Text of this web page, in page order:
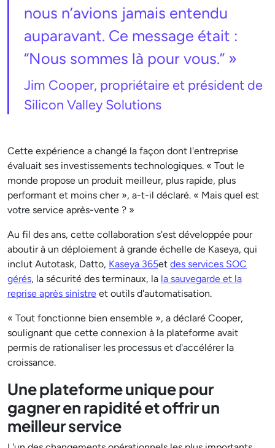
nous n’avions jamais entendu
auparavant. Ce message était :
“Nous sommes là pour vous.” »
Jim Cooper, propriétaire et président de
Silicon Valley Solutions
Cette expérience a changé la façon dont l'entreprise
évaluait ses investissements technologiques. « Tout le
monde propose un produit meilleur, plus rapide, plus
performant et moins cher », a-t-il déclaré. « Mais quel est
votre service après-vente ? »
Au fil des ans, cette collaboration s'est développée pour
aboutir à un déploiement à grande échelle de Kaseya, qui
inclut Autotask, Datto, Kaseya 365et des services SOC
gérés, la sécurité des terminaux, la la sauvegarde et la
reprise après sinistre et outils d'automatisation.
« Tout fonctionne bien ensemble », a déclaré Cooper,
soulignant que cette connexion à la plateforme avait
permis de rationaliser les processus et d'accélérer la
croissance.
Une plateforme unique pour
gagner en rapidité et offrir un
meilleur service